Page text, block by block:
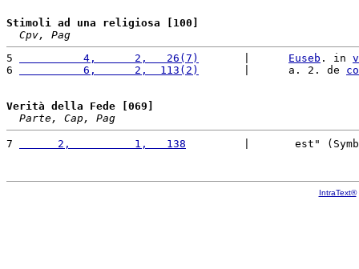
Stimoli ad una religiosa [100]
Cpv, Pag
5
          4,      2,   26(7)
Euseb . in
6
          6,      2,  113(2)
       |      a. 2. de
Verità della Fede [069]
Parte, Cap, Pag
7
      2,          1,   138
|       est"
IntraText®